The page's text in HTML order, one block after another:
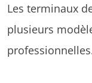
Les terminaux
plusieurs